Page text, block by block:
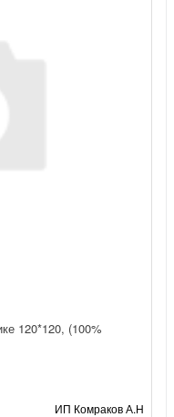
120*120, (100%
ИП Комраков А.Н